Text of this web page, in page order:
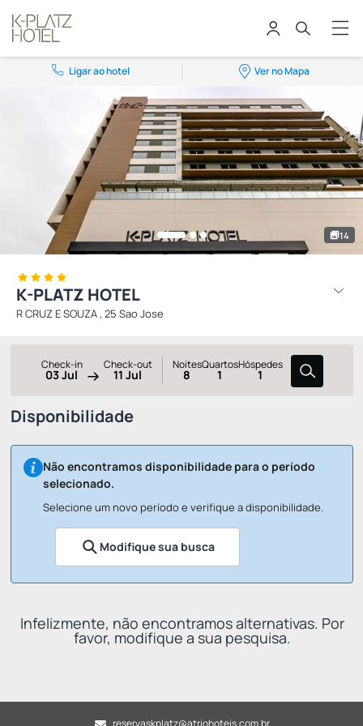
Ligar ao hotel Ver no Mapa
14
K-PLATZ HOTEL
R CRUZ E SOUZA , 25 Sao Jose
Check-in
03 Jul
Check-out
11 Jul
Noites
8
Quartos
1
Hóspedes
1
Disponibilidade
Não encontramos disponibilidade para o período
selecionado.
Selecione um novo período e verifique a disponibilidade.
Modifique sua busca
Infelizmente, não encontramos alternativas. Por
favor, modifique a sua pesquisa.
reservaskplatz@atriohoteis.com.br